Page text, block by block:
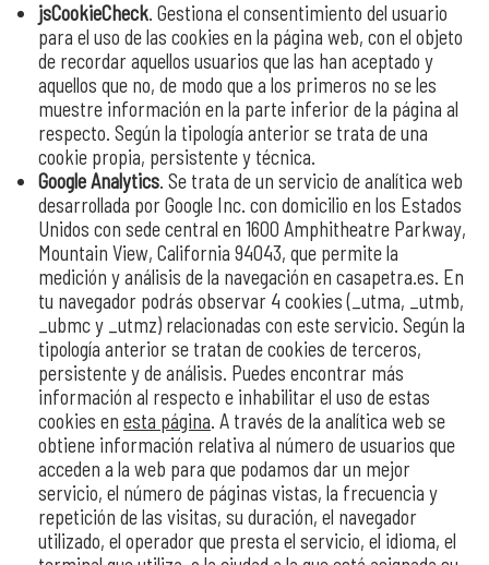
jsCookieCheck. Gestiona el consentimiento del usuario
para el uso de las cookies en la página web, con el objeto
de recordar aquellos usuarios que las han aceptado y
aquellos que no, de modo que a los primeros no se les
muestre información en la parte inferior de la página al
respecto. Según la tipología anterior se trata de una
cookie propia, persistente y técnica.
Google Analytics. Se trata de un servicio de analítica web
desarrollada por Google Inc. con domicilio en los Estados
Unidos con sede central en 1600 Amphitheatre Parkway,
Mountain View, California 94043, que permite la
medición y análisis de la navegación en casapetra.es. En
tu navegador podrás observar 4 cookies (_utma, _utmb,
_ubmc y _utmz) relacionadas con este servicio. Según la
tipología anterior se tratan de cookies de terceros,
persistente y de análisis. Puedes encontrar más
información al respecto e inhabilitar el uso de estas
cookies en esta página. A través de la analítica web se
obtiene información relativa al número de usuarios que
acceden a la web para que podamos dar un mejor
servicio, el número de páginas vistas, la frecuencia y
repetición de las visitas, su duración, el navegador
utilizado, el operador que presta el servicio, el idioma, el